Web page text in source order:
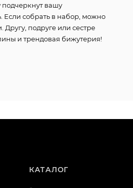
подчеркнут вашу
Если собрать в набор, можно
Другу, подруге или сестре
и трендовая бижутерия!
КАТАЛОГ